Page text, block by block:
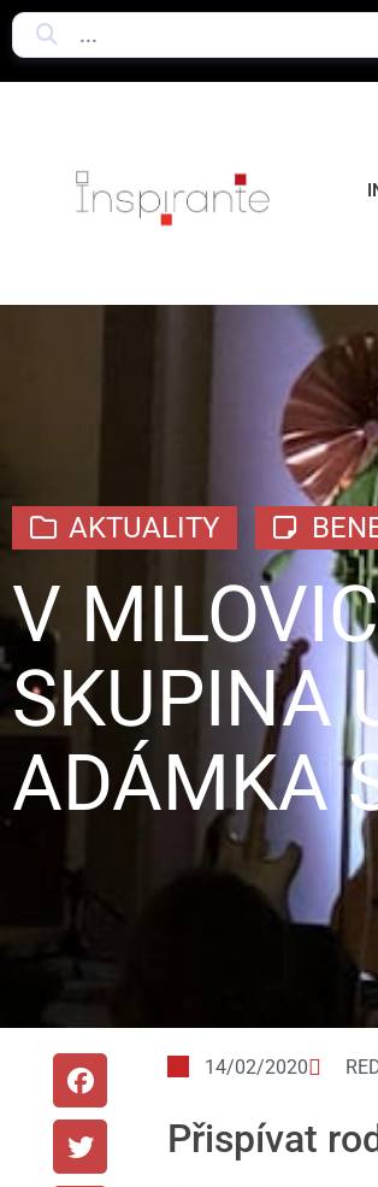
AKTUALITY
V
SKUPINA
ADÁMKA
14/02/2020
Přispívat